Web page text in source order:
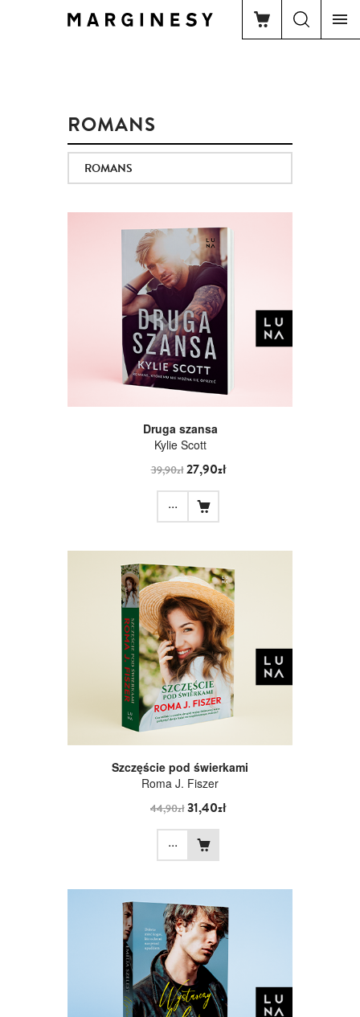
ROMANS
ROMANS
Druga szansa
Kylie Scott
39,90zł27,90zł
...
Szczęście pod świerkami
Roma J. Fiszer
44,90zł31,40zł
...